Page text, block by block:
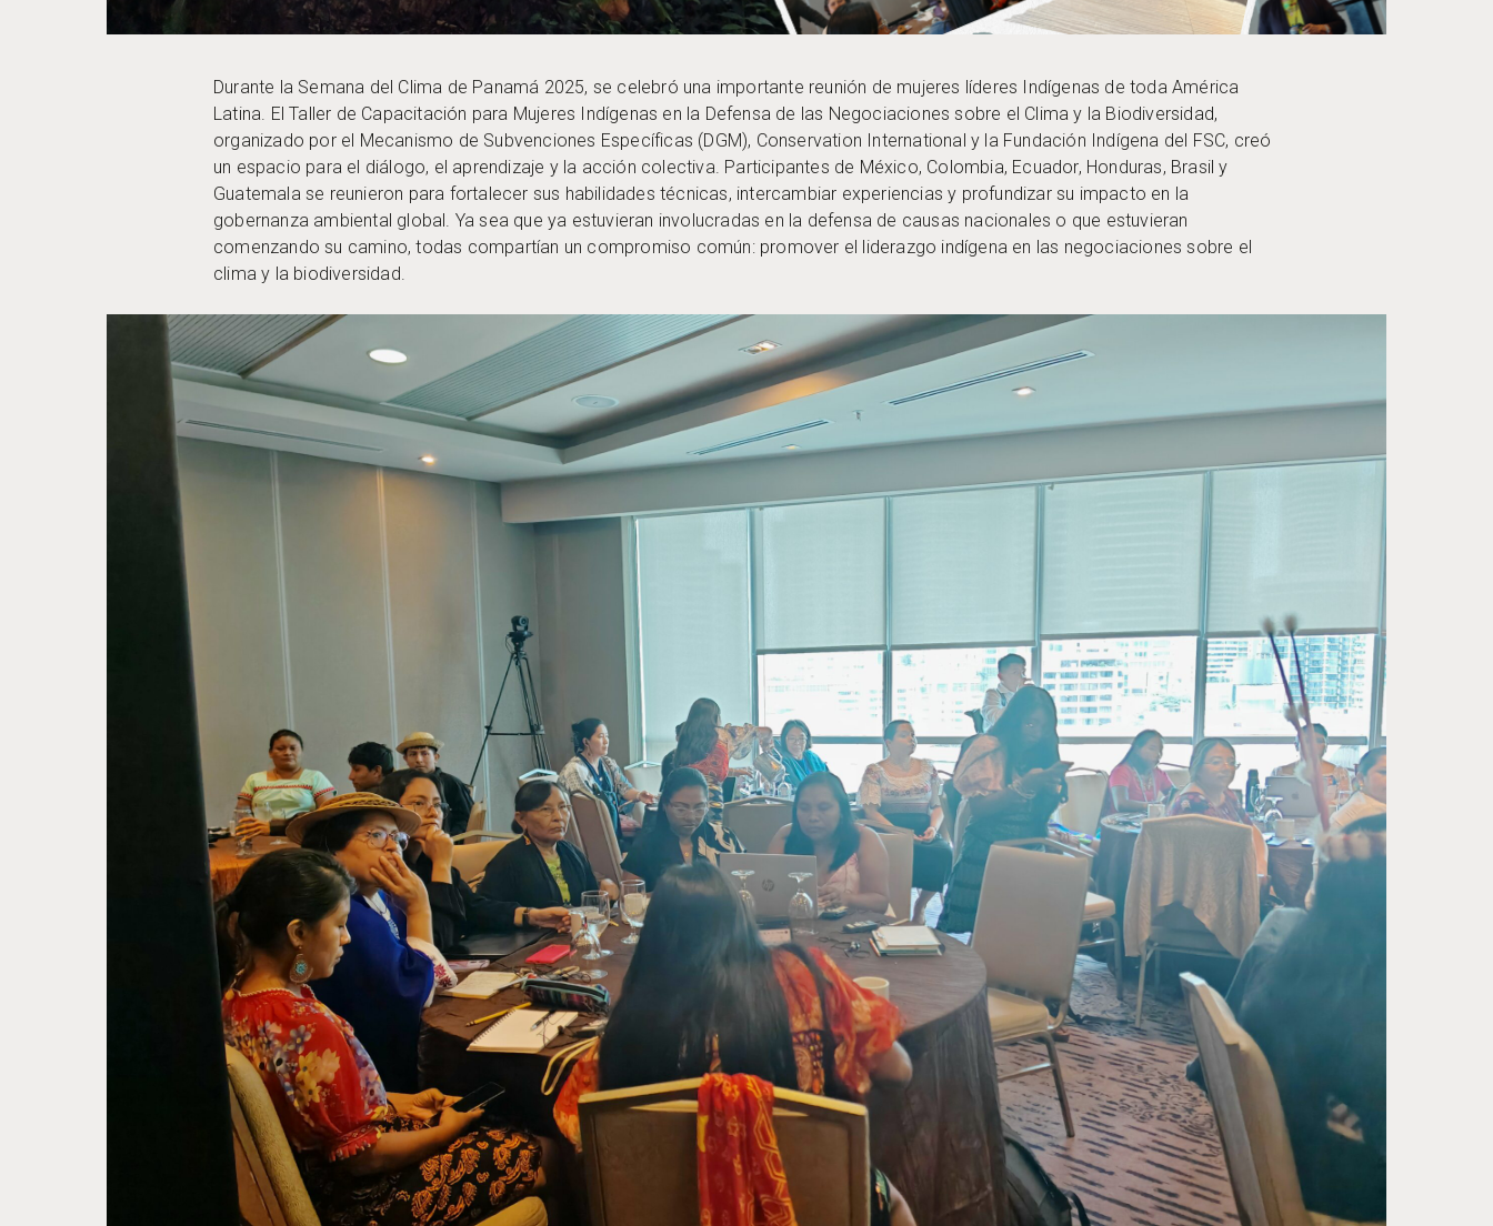
Durante la Semana del Clima de Panamá 2025, se celebró una importante reunión de mujeres líderes Indígenas de toda América
Latina. El Taller de Capacitación para Mujeres Indígenas en la Defensa de las Negociaciones sobre el Clima y la Biodiversidad,
organizado por el Mecanismo de Subvenciones Específicas (DGM), Conservation International y la Fundación Indígena del FSC, creó
un espacio para el diálogo, el aprendizaje y la acción colectiva. Participantes de México, Colombia, Ecuador, Honduras, Brasil y
Guatemala se reunieron para fortalecer sus habilidades técnicas, intercambiar experiencias y profundizar su impacto en la
gobernanza ambiental global. Ya sea que ya estuvieran involucradas en la defensa de causas nacionales o que estuvieran
comenzando su camino, todas compartían un compromiso común: promover el liderazgo indígena en las negociaciones sobre el
clima y la biodiversidad.